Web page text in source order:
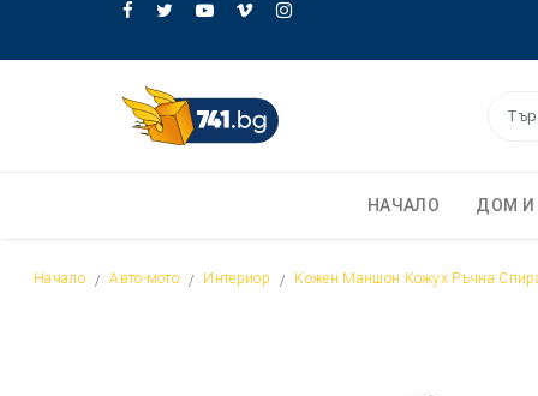
НАЧАЛО ДОМ И
Начало Авто-мото Интериор Кожен Маншон Кожух Ръчна